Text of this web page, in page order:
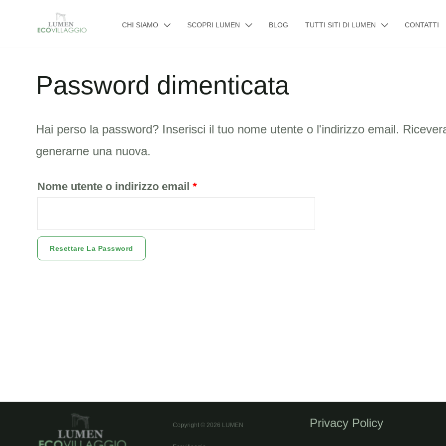
CHI SIAMO SCOPRI LUMEN BLOG TUTTI SITI DI LUMEN CONTATTI
Password dimenticata
Hai perso la password? Inserisci il tuo nome utente o l'indirizzo email.
generarne una nuova.
Nome utente o indirizzo email *
Richiesto
Resettare La Password
Copyright © 2026 LUMEN Privacy Policy